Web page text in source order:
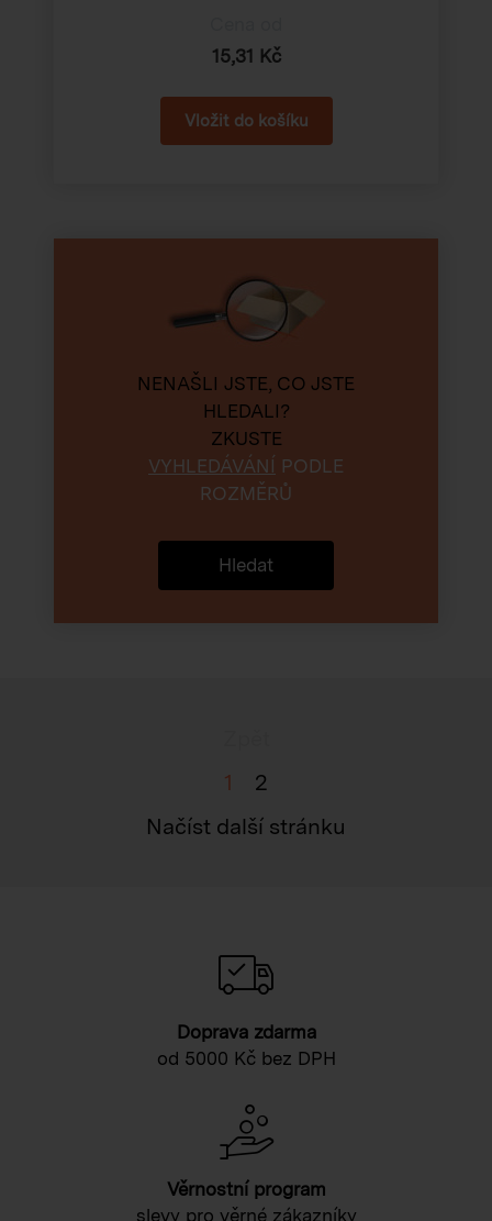
15,31 Kč
NENAŠLI JSTE, CO JSTE
HLEDALI?
ZKUSTE
VYHLEDÁVÁNÍ PODLE
ROZMĚRŮ
Hledat
1
2
Načíst další stránku
Doprava zdarma
od 5000 Kč bez DPH
Věrnostní program
slevy pro věrné zákazníky